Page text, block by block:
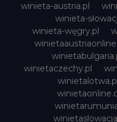
winieta-austria.pl
winieta-
winieta-węgry.pl
winietaczechy.pl